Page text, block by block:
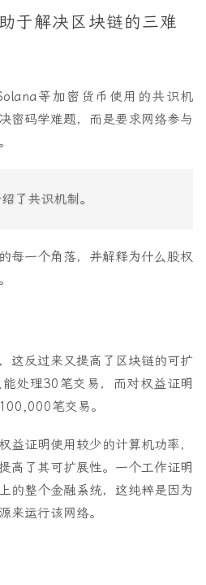
于解决区块链的三难
等加密货币使用的共识机
密码学难题，而是要求网络参与
了共识机制。
每一个角落，并解释为什么股权
这反过来又提高了区块链的可扩
处理30笔交易，而对权益证明
笔交易。
益证明使用较少的计算机功率，
高了其可扩展性。一个工作证明
的整个金融系统，这纯粹是因为
来运行该网络。